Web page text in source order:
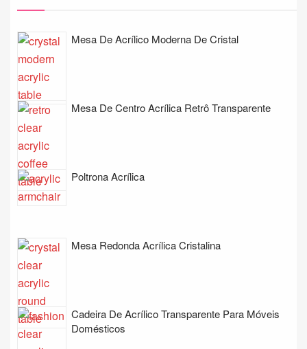
Mesa De Acrílico Moderna De Cristal
Mesa De Centro Acrílica Retrô Transparente
Poltrona Acrílica
Mesa Redonda Acrílica Cristalina
Cadeira De Acrílico Transparente Para Móveis
Domésticos